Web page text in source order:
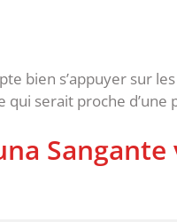
bien s’appuyer sur
serait proche d’une
Sangante